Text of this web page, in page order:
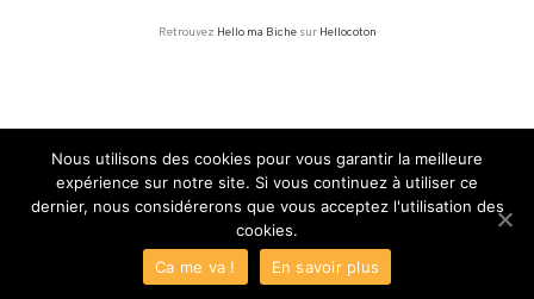
Retrouvez Hello ma Bichesur Hellocoton
MADE WITH LOVE I 2015 - 2020
HELLOMABICHE | BLOG MAMAN, VOYAGE & LIFESTYLE
Nous utilisons des cookies pour vous garantir la meilleure
expérience sur notre site. Si vous continuez à utiliser ce
dernier, nous considérerons que vous acceptez l'utilisation des
cookies.
Ca me va !
En savoir plus